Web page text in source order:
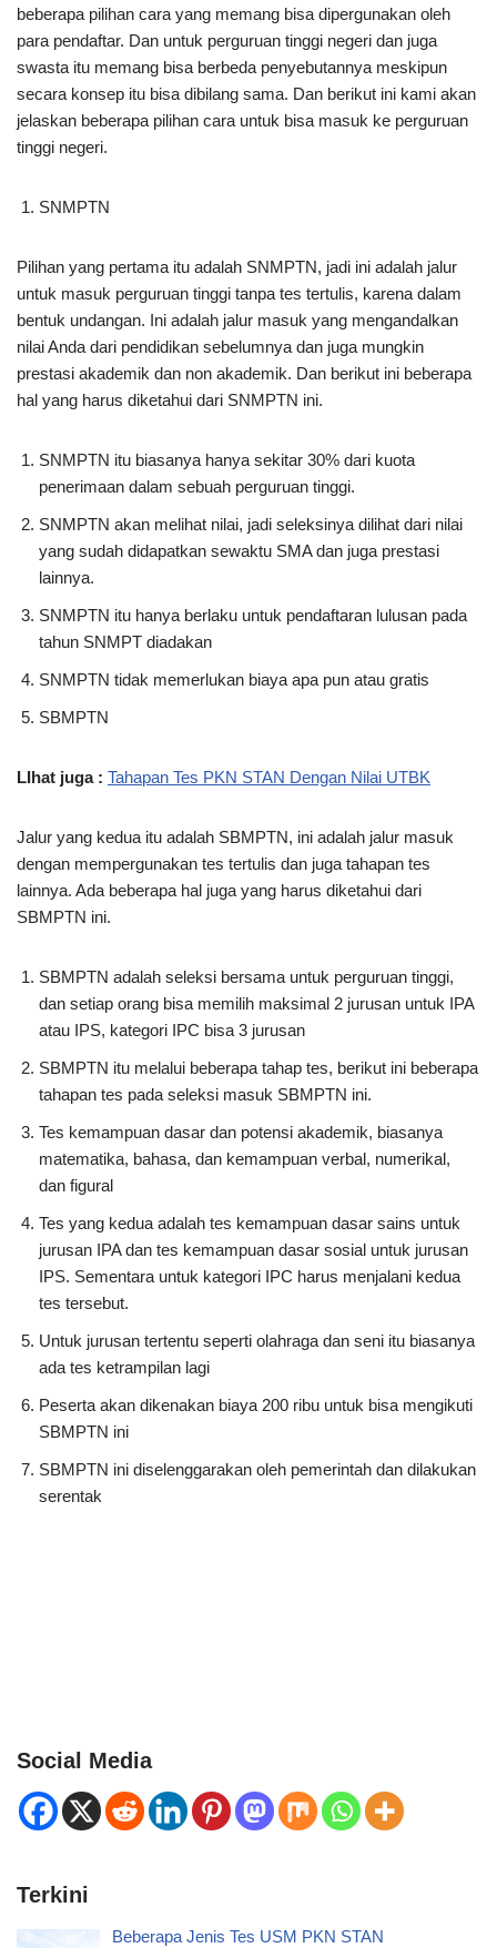
beberapa pilihan cara yang memang bisa dipergunakan oleh
para pendaftar. Dan untuk perguruan tinggi negeri dan juga
swasta itu memang bisa berbeda penyebutannya meskipun
secara konsep itu bisa dibilang sama. Dan berikut ini kami akan
jelaskan beberapa pilihan cara untuk bisa masuk ke perguruan
tinggi negeri.
SNMPTN
Pilihan yang pertama itu adalah SNMPTN, jadi ini adalah jalur
untuk masuk perguruan tinggi tanpa tes tertulis, karena dalam
bentuk undangan. Ini adalah jalur masuk yang mengandalkan
nilai Anda dari pendidikan sebelumnya dan juga mungkin
prestasi akademik dan non akademik. Dan berikut ini beberapa
hal yang harus diketahui dari SNMPTN ini.
SNMPTN itu biasanya hanya sekitar 30% dari kuota
penerimaan dalam sebuah perguruan tinggi.
SNMPTN akan melihat nilai, jadi seleksinya dilihat dari nilai
yang sudah didapatkan sewaktu SMA dan juga prestasi
lainnya.
SNMPTN itu hanya berlaku untuk pendaftaran lulusan pada
tahun SNMPT diadakan
SNMPTN tidak memerlukan biaya apa pun atau gratis
SBMPTN
LIhat juga : Tahapan Tes PKN STAN Dengan Nilai UTBK
Jalur yang kedua itu adalah SBMPTN, ini adalah jalur masuk
dengan mempergunakan tes tertulis dan juga tahapan tes
lainnya. Ada beberapa hal juga yang harus diketahui dari
SBMPTN ini.
SBMPTN adalah seleksi bersama untuk perguruan tinggi,
dan setiap orang bisa memilih maksimal 2 jurusan untuk IPA
atau IPS, kategori IPC bisa 3 jurusan
SBMPTN itu melalui beberapa tahap tes, berikut ini beberapa
tahapan tes pada seleksi masuk SBMPTN ini.
Tes kemampuan dasar dan potensi akademik, biasanya
matematika, bahasa, dan kemampuan verbal, numerikal,
dan figural
Tes yang kedua adalah tes kemampuan dasar sains untuk
jurusan IPA dan tes kemampuan dasar sosial untuk jurusan
IPS. Sementara untuk kategori IPC harus menjalani kedua
tes tersebut.
Untuk jurusan tertentu seperti olahraga dan seni itu biasanya
ada tes ketrampilan lagi
Peserta akan dikenakan biaya 200 ribu untuk bisa mengikuti
SBMPTN ini
SBMPTN ini diselenggarakan oleh pemerintah dan dilakukan
serentak
Social Media
Terkini
Beberapa Jenis Tes USM PKN STAN